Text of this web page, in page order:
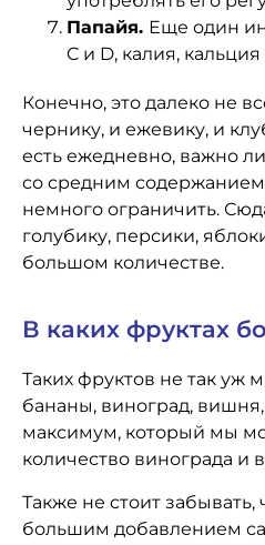
Папайя. Еще один
C и D, калия,
Конечно, это далеко не
чернику, и ежевику, и
есть ежедневно, важно
со средним
немного ограничить.
голубику, персики,
большом количестве.
В каких фруктах
Таких фруктов не так уж
бананы, виноград, вишня,
максимум, который мы
количество винограда и
Также не стоит
большим добавлением